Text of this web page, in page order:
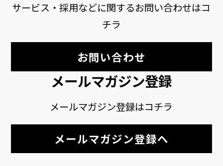
サービス・採用などに関するお問い合わせはコ
チラ
お問い合わせ
メールマガジン登録
メールマガジン登録はコチラ
メールマガジン登録へ